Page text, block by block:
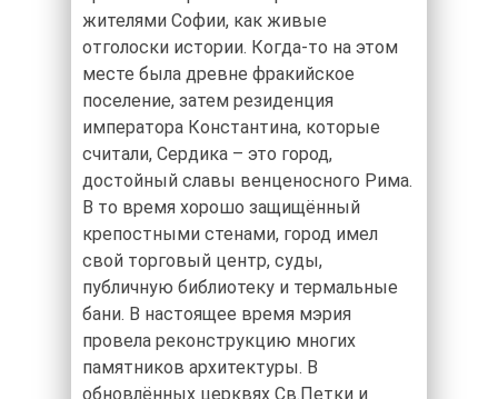
жителями Софии, как живые
отголоски истории. Когда-то на этом
месте была древне фракийское
поселение, затем резиденция
императора Константина, которые
считали, Сердика – это город,
достойный славы венценосного Рима.
В то время хорошо защищённый
крепостными стенами, город имел
свой торговый центр, суды,
публичную библиотеку и термальные
бани. В настоящее время мэрия
провела реконструкцию многих
памятников архитектуры. В
обновлённых церквях Св.Петки и